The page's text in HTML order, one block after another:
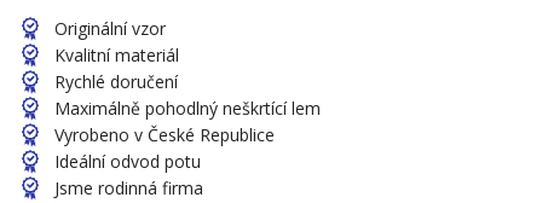
Originální vzor
Kvalitní materiál
Rychlé doručení
Maximálně pohodlný neškrtící lem
Vyrobeno v České Republice
Ideální odvod potu
Jsme rodinná firma